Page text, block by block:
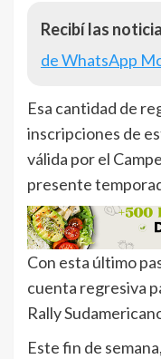
Recibí las
de WhatsApp
Esa cantidad de
inscripciones de
válida por el
presente
Con esta último
cuenta regresiva
Rally
Este fin de